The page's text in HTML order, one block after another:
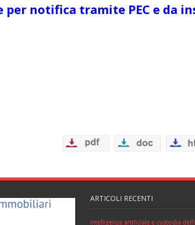
notifica tramite PEC e da
ARTICOLI RECENTI
Intelligenza artificiale e custodia